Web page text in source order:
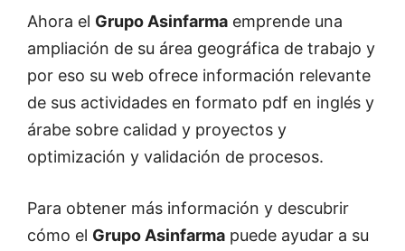
Ahora el Grupo Asinfarma emprende una
ampliación de su área geográfica de trabajo y
por eso su web ofrece información relevante
de sus actividades en formato pdf en inglés y
árabe sobre calidad y proyectos y
optimización y validación de procesos.
Para obtener más información y descubrir
cómo el Grupo Asinfarma puede ayudar a su